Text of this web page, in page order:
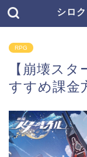
シロ
RPG
【崩壊ス
すすめ課金